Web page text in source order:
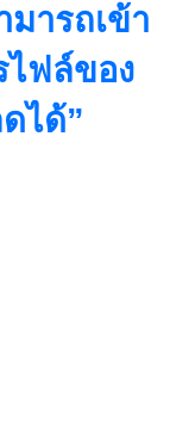
i
a
ารถเข้า
ไฟล์ของ
ได้”